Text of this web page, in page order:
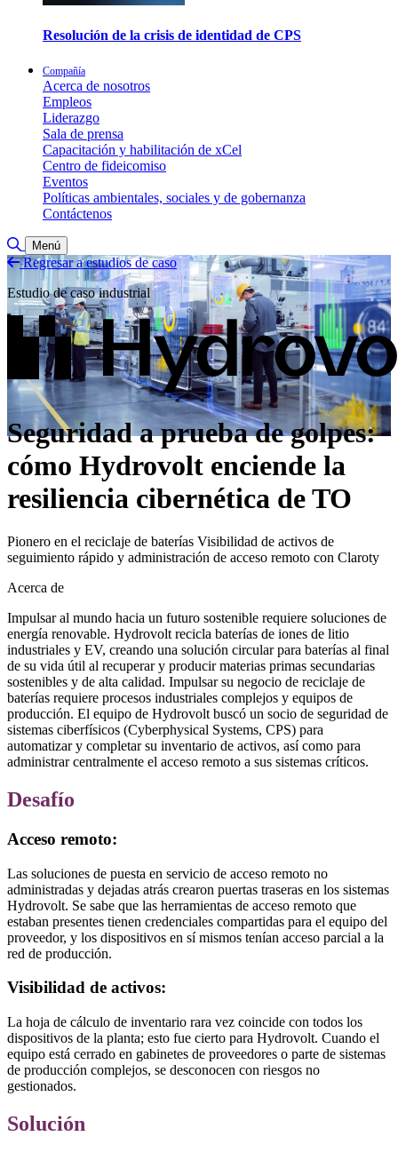
Resolución de la crisis de identidad de CPS
Compañía
Acerca de nosotros
Empleos
Liderazgo
Sala de prensa
Capacitación y habilitación de xCel
Centro de fideicomiso
Eventos
Políticas ambientales, sociales y de gobernanza
Contáctenos
Alternar búsqueda
Menú
Regresar a estudios de caso
Estudio de caso industrial
Seguridad a prueba de golpes:
cómo Hydrovolt enciende la
resiliencia cibernética de TO
Pionero en el reciclaje de baterías Visibilidad de activos de
seguimiento rápido y administración de acceso remoto con Claroty
Acerca de
Impulsar al mundo hacia un futuro sostenible requiere soluciones de
energía renovable. Hydrovolt recicla baterías de iones de litio
industriales y EV, creando una solución circular para baterías al final
de su vida útil al recuperar y producir materias primas secundarias
sostenibles y de alta calidad. Impulsar su negocio de reciclaje de
baterías requiere procesos industriales complejos y equipos de
producción. El equipo de Hydrovolt buscó un socio de seguridad de
sistemas ciberfísicos (Cyberphysical Systems, CPS) para
automatizar y completar su inventario de activos, así como para
administrar centralmente el acceso remoto a sus sistemas críticos.
Desafío
Acceso remoto:
Las soluciones de puesta en servicio de acceso remoto no
administradas y dejadas atrás crearon puertas traseras en los sistemas
Hydrovolt. Se sabe que las herramientas de acceso remoto que
estaban presentes tienen credenciales compartidas para el equipo del
proveedor, y los dispositivos en sí mismos tenían acceso parcial a la
red de producción.
Visibilidad de activos:
La hoja de cálculo de inventario rara vez coincide con todos los
dispositivos de la planta; esto fue cierto para Hydrovolt. Cuando el
equipo está cerrado en gabinetes de proveedores o parte de sistemas
de producción complejos, se desconocen con riesgos no
gestionados.
Solución